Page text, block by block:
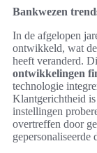
Bankwezen
In de afgelopen
ontwikkeld, wat
heeft veranderd.
ontwikkelingen
technologie
Klantgerichtheid
instellingen
overtreffen door
gepersonaliseerde